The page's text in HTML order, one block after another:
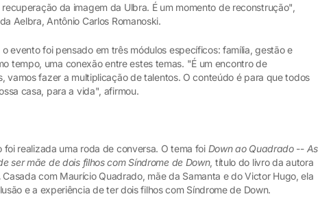
da imagem da Ulbra. É um momento de reconstrução",
Aelbra, Antônio Carlos Romanoski.
evento foi pensado em três módulos específicos: família, gestão e
tempo, uma conexão entre estes temas. "É um encontro de
vamos fazer a multiplicação de talentos. O conteúdo é para que todos
casa, para a vida", afirmou.
realizada uma roda de conversa. O tema foi Down ao Quadrado-- As
ser mãe de dois filhos com Síndrome de Down, título do livro da autora
Casada com Maurício Quadrado, mãe da Samanta e do Victor Hugo, ela
e a experiência de ter dois filhos com Síndrome de Down.